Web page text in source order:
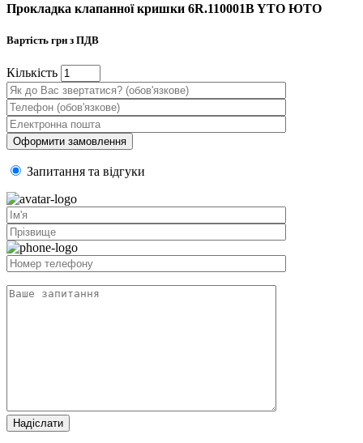
Прокладка клапанної кришки 6R.110001B YTO ЮТО
Вартість грн з ПДВ
Кiлькiсть
Запитання та вiдгуки